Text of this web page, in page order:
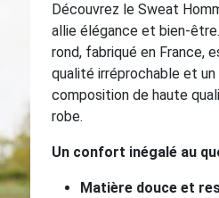
Découvrez le Sweat
allie élégance et bien-
rond, fabriqué en France,
qualité irréprochable et
composition de haute
robe.
Un confort inégalé au
Matière douce et